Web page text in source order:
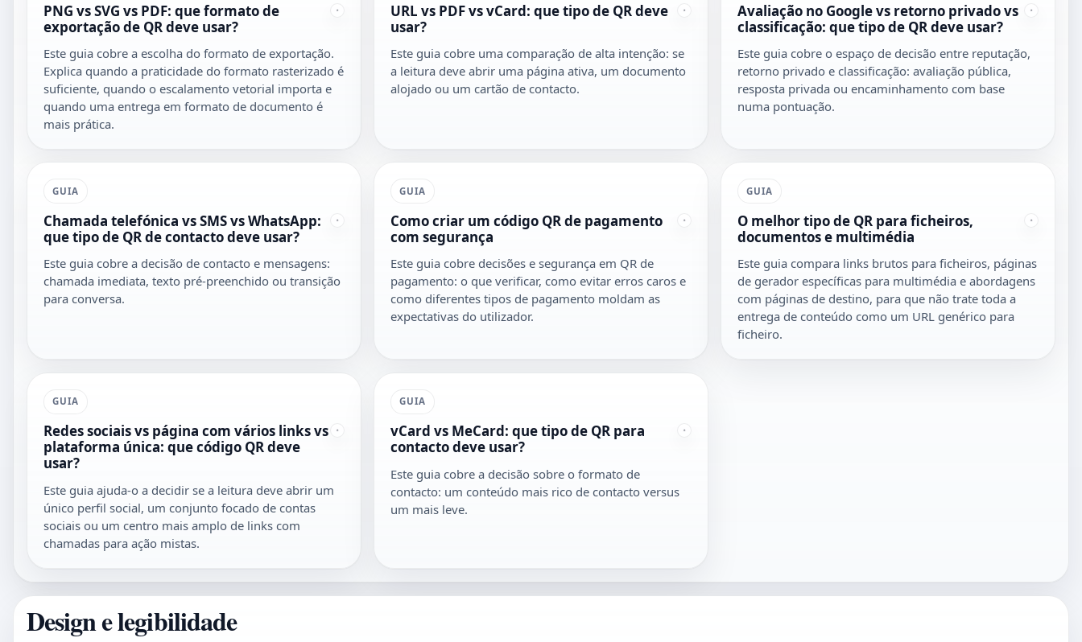
PNG vs SVG vs PDF: que formato de
exportação de QR deve usar?
Este guia cobre a escolha do formato de exportação.
Explica quando a praticidade do formato rasterizado é
suficiente, quando o escalamento vetorial importa e
quando uma entrega em formato de documento é
mais prática.
URL vs PDF vs vCard: que tipo de QR deve
usar?
Este guia cobre uma comparação de alta intenção: se
a leitura deve abrir uma página ativa, um documento
alojado ou um cartão de contacto.
Avaliação no Google vs retorno privado vs
classificação: que tipo de QR deve usar?
Este guia cobre o espaço de decisão entre reputação,
retorno privado e classificação: avaliação pública,
resposta privada ou encaminhamento com base
numa pontuação.
GUIA
Chamada telefónica vs SMS vs WhatsApp:
que tipo de QR de contacto deve usar?
Este guia cobre a decisão de contacto e mensagens:
chamada imediata, texto pré-preenchido ou transição
para conversa.
GUIA
Como criar um código QR de pagamento
com segurança
Este guia cobre decisões e segurança em QR de
pagamento: o que verificar, como evitar erros caros e
como diferentes tipos de pagamento moldam as
expectativas do utilizador.
GUIA
O melhor tipo de QR para ficheiros,
documentos e multimédia
Este guia compara links brutos para ficheiros, páginas
de gerador específicas para multimédia e abordagens
com páginas de destino, para que não trate toda a
entrega de conteúdo como um URL genérico para
ficheiro.
GUIA
Redes sociais vs página com vários links vs
plataforma única: que código QR deve
usar?
Este guia ajuda-o a decidir se a leitura deve abrir um
único perfil social, um conjunto focado de contas
sociais ou um centro mais amplo de links com
chamadas para ação mistas.
GUIA
vCard vs MeCard: que tipo de QR para
contacto deve usar?
Este guia cobre a decisão sobre o formato de
contacto: um conteúdo mais rico de contacto versus
um mais leve.
Design e legibilidade